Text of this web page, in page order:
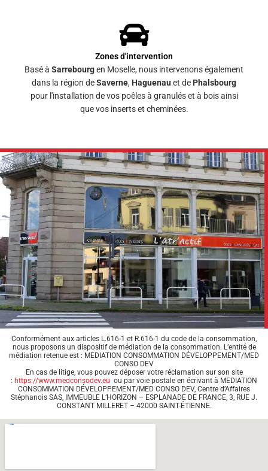
Zones d'intervention
Basé à Sarrebourgen Moselle, nous intervenons également
dans la région deSaverne, Haguenau et de Phalsbourg
pour l'installation de vos poêles à granulés et à bois ainsi
que vos inserts et cheminées.
Conformément aux articles L.616-1 et R.616-1 du code de la consommation,
nous proposons un dispositif de médiation de la consommation. L’entité de
médiation retenue est : MEDIATION CONSOMMATION DÉVELOPPEMENT/MED
CONSO DEV
En cas de litige, vous pouvez déposer votre réclamation sur son site
: https://www.medconsodev.eu ou par voie postale en écrivant à MEDIATION
CONSOMMATION DÉVELOPPEMENT/MED CONSO DEV, Centre d’Affaires
Stéphanois SAS, IMMEUBLE L’HORIZON – ESPLANADE DE FRANCE, 3, RUE J.
CONSTANT MILLERET – 42000 SAINT-ÉTIENNE.